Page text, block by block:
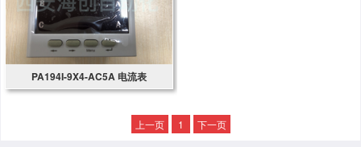
PA194I-9X4-AC5A 电流表
上一页 1 下一页